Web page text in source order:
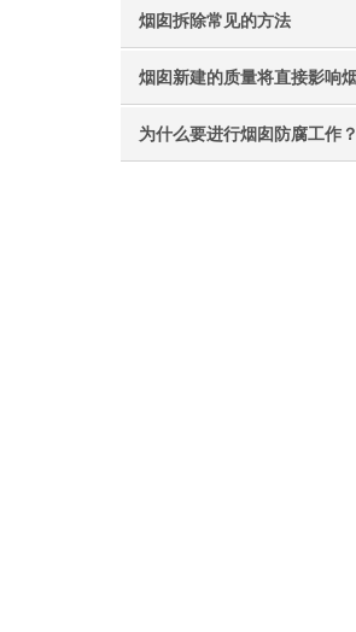
烟囱拆除常见的方法
为什么要进行烟囱防腐工作？